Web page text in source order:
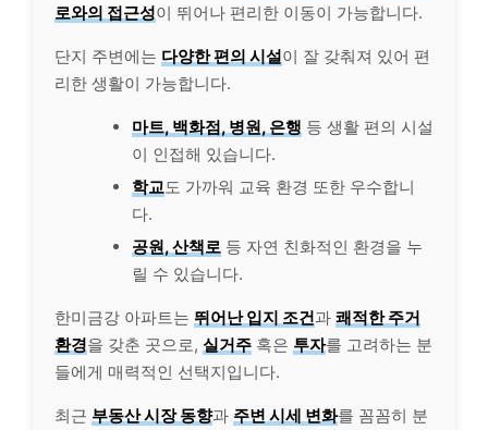
로와의 접근성이 뛰어나 편리한 이동이 가능합니다.
단지 주변에는 다양한 편의 시설이 잘 갖춰져 있어 편
리한 생활이 가능합니다.
마트, 백화점, 병원, 은행 등 생활 편의 시설
이 인접해 있습니다.
학교도 가까워 교육 환경 또한 우수합니
다.
공원, 산책로 등 자연 친화적인 환경을 누
릴 수 있습니다.
한미금강 아파트는 뛰어난 입지 조건과 쾌적한 주거
환경을 갖춘 곳으로, 실거주 혹은 투자를 고려하는 분
들에게 매력적인 선택지입니다.
최근 부동산 시장 동향과 주변 시세 변화를 꼼꼼히 분